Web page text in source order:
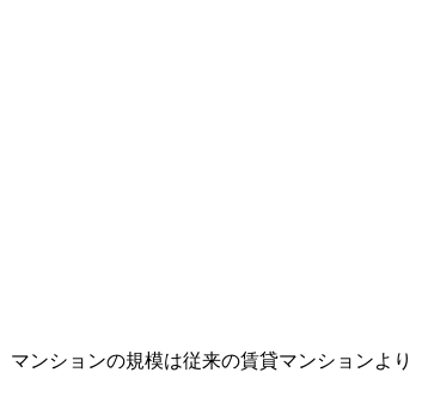
ンションの規模は従来の賃貸マンションより